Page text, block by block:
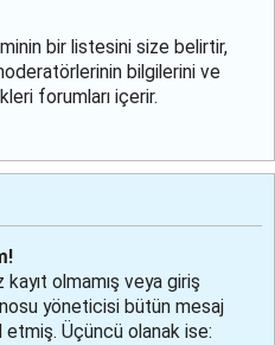
bir listesini size belirtir,
bilgilerini ve
forumları içerir.
olmamış veya giriş
yöneticisi bütün mesaj
etmiş. Üçüncü olanak ise: